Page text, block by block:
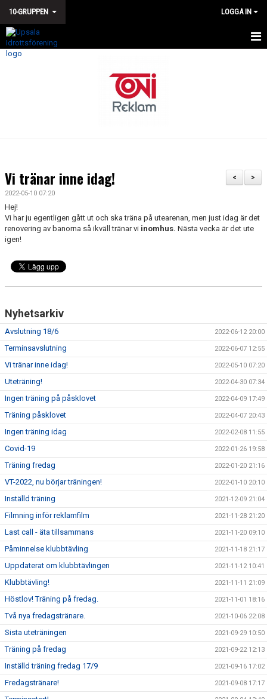
10-GRUPPEN LOGGA IN
HEM
BILDGALLERI
DOKUMENT
KONTAKT
GÄSTBOK
>
<
Vi tränar inne idag!
2022-05-10 07:20
Hej!
Vi har ju egentligen gått ut och ska träna på utearenan, men just idag är det
renovering av banorna så ikväll tränar vi inomhus. Nästa vecka är det ute
igen!
Nyhetsarkiv
Avslutning 18/6 2022-06-12 20:00
Terminsavslutning 2022-06-07 12:55
Vi tränar inne idag! 2022-05-10 07:20
Uteträning! 2022-04-30 07:34
Ingen träning på påsklovet 2022-04-09 17:49
Träning påsklovet 2022-04-07 20:43
Ingen träning idag 2022-02-08 11:55
Covid-19 2022-01-26 19:58
Träning fredag 2022-01-20 21:16
VT-2022, nu börjar träningen! 2022-01-10 20:10
Inställd träning 2021-12-09 21:04
Filmning inför reklamfilm 2021-11-28 21:20
Last call - äta tillsammans 2021-11-20 09:10
Påminnelse klubbtävling 2021-11-18 21:17
Uppdaterat om klubbtävlingen 2021-11-12 10:41
Klubbtävling! 2021-11-11 21:09
Höstlov! Träning på fredag. 2021-11-01 18:16
Två nya fredagstränare. 2021-10-06 22:08
Sista uteträningen 2021-09-29 10:50
Träning på fredag 2021-09-22 12:13
Inställd träning fredag 17/9 2021-09-16 17:02
Fredagstränare! 2021-09-08 17:17